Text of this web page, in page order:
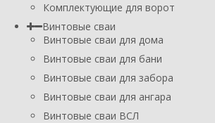
Комплектующие для ворот
Винтовые сваи
Винтовые сваи для дома
Винтовые сваи для бани
Винтовые сваи для забора
Винтовые сваи для ангара
Винтовые сваи ВСЛ